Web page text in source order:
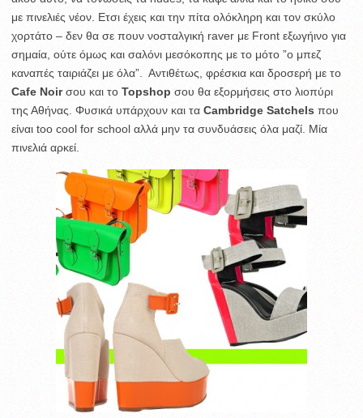
με πινελιές νέον. Ετσι έχεις και την πίτα ολόκληρη και τον σκύλο
χορτάτο – δεν θα σε πουν νοσταλγική raver με Front εξωγήινο για
σημαία, ούτε όμως και σαλόνι μεσόκοπης με το μότο ”ο μπεζ
καναπές ταιριάζει με όλα”. Αντιθέτως, φρέσκια και δροσερή με το
Cafe Noirσου και το Topshop σου θα εξορμήσεις στο λιοπύρι
της Αθήνας. Φυσικά υπάρχουν και τα Cambridge Satchels που
είναι too cool for school αλλά μην τα συνδυάσεις όλα μαζί. Μία
πινελιά αρκεί.